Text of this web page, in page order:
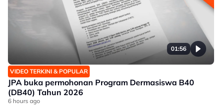
01:56
VIDEO TERKINI & POPULAR
JPA buka permohonan Program Dermasiswa B40
(DB40) Tahun 2026
6 hours ago